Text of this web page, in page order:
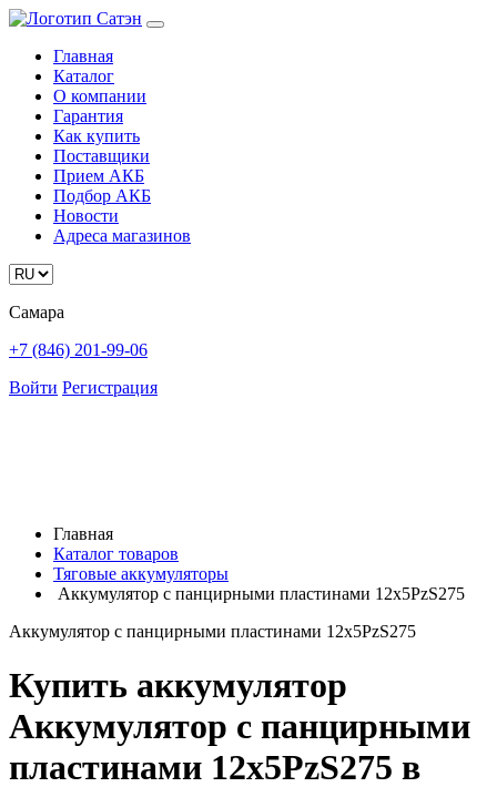
Главная
Каталог
О компании
Гарантия
Как купить
Поставщики
Прием АКБ
Подбор АКБ
Новости
Адреса магазинов
Самара
+7 (846) 201-99-06
Войти Регистрация
Главная
Каталог товаров
Тяговые аккумуляторы
Аккумулятор с панцирными пластинами 12х5PzS275
Аккумулятор с панцирными пластинами 12х5PzS275
Купить аккумулятор
Аккумулятор с панцирными
пластинами 12х5PzS275 в